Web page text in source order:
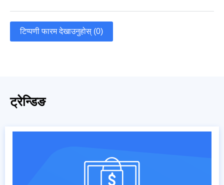
टिप्पणी फारम देखाउनुहोस् (0)
ट्रेन्डिङ